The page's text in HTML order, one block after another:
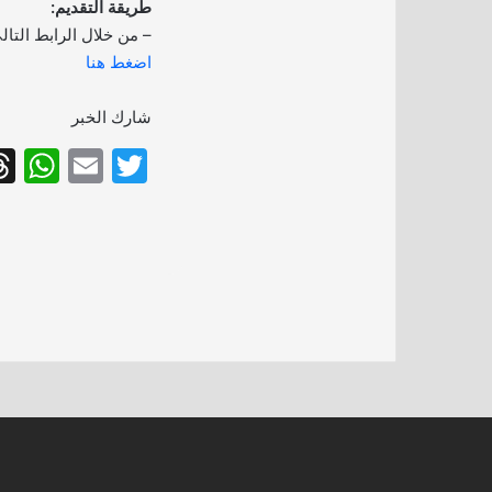
طريقة التقديم:
– من خلال الرابط
اضغط هنا
شارك الخبر
T
E
W